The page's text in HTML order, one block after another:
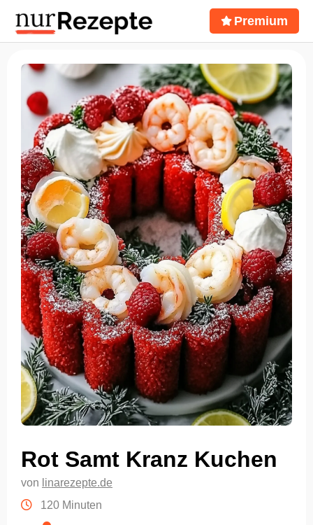
Premium
Rot Samt Kranz Kuchen
von linarezepte.de
120 Minuten